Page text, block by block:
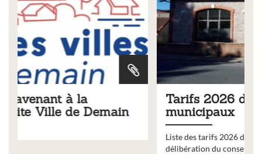
Tarifs 2026 des services
municipaux
Liste des tarifs 2026 des services municipaux,
délibération du conseil municipal du 19 décembre 2025